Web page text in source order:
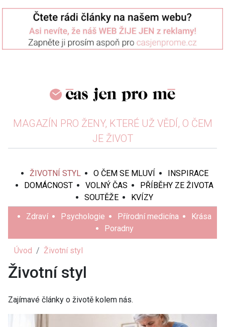
MAGAZÍN PRO ŽENY, KTERÉ UŽ VĚDÍ, O ČEM
JE ŽIVOT
ŽIVOTNÍ STYL O ČEM SE MLUVÍ
INSPIRACE
DOMÁCNOST
VOLNÝ ČAS
PŘÍBĚHY ZE ŽIVOTA
SOUTĚŽE
KVÍZY
Zdraví
Psychologie Přírodní medicína
Krása
Poradny
Úvod Životní styl
Životní styl
Zajímavé články o životě kolem nás.